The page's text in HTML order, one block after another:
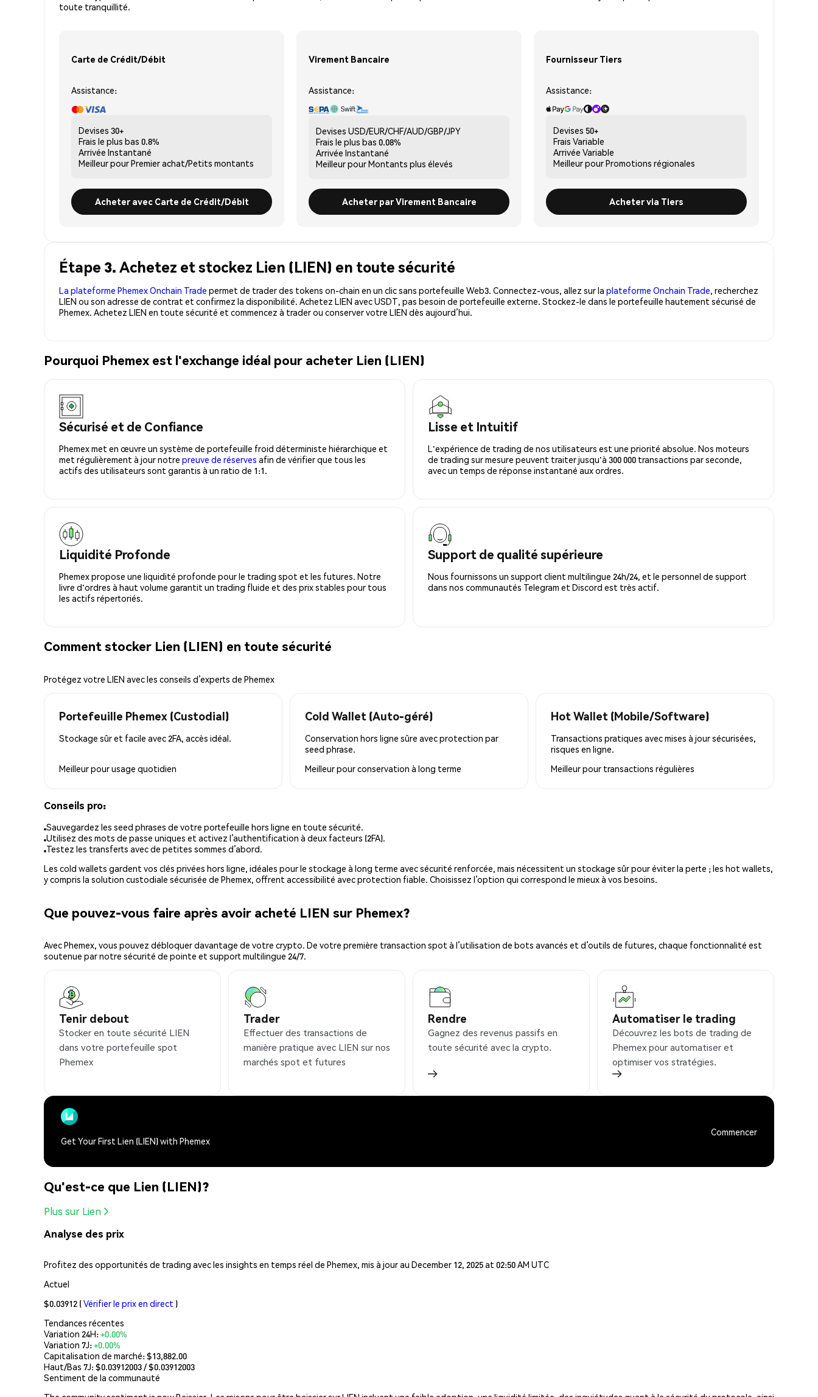
toute tranquillité.
Carte de Crédit/Débit
Assistance:
Devises 30+
Frais le plus bas 0.8%
Arrivée Instantané
Meilleur pourPremier achat/Petits montants
Acheter avec Carte de Crédit/Débit
Virement Bancaire
Assistance:
Devises USD/EUR/CHF/AUD/GBP/JPY
Frais le plus bas 0.08%
Arrivée Instantané
Meilleur pourMontants plus élevés
Acheter par Virement Bancaire
Fournisseur Tiers
Assistance:
Devises 50+
Frais Variable
Arrivée Variable
Meilleur pourPromotions régionales
Acheter via Tiers
Étape 3. Achetez et stockez Lien (LIEN) en toute sécurité
La plateforme Phemex Onchain Trade permet de trader des tokens on-chain en un clic sans portefeuille Web3. Connectez-vous, allez sur la plateforme Onchain Trade, recherchez
LIEN ou son adresse de contrat et confirmez la disponibilité. Achetez LIEN avec USDT, pas besoin de portefeuille externe. Stockez-le dans le portefeuille hautement sécurisé de
Phemex. Achetez LIEN en toute sécurité et commencez à trader ou conserver votre LIEN dès aujourd’hui.
Pourquoi Phemex est l'exchange idéal pour acheter Lien (LIEN)
Sécurisé et de Confiance
Phemex met en œuvre un système de portefeuille froid déterministe hiérarchique et
met régulièrement à jour notre preuve de réserves afin de vérifier que tous les
actifs des utilisateurs sont garantis à un ratio de 1:1.
Lisse et Intuitif
L'expérience de trading de nos utilisateurs est une priorité absolue. Nos moteurs
de trading sur mesure peuvent traiter jusqu'à 300 000 transactions par seconde,
avec un temps de réponse instantané aux ordres.
Liquidité Profonde
Phemex propose une liquidité profonde pour le trading spot et les futures. Notre
livre d'ordres à haut volume garantit un trading fluide et des prix stables pour tous
les actifs répertoriés.
Support de qualité supérieure
Nous fournissons un support client multilingue 24h/24, et le personnel de support
dans nos communautés Telegram et Discord est très actif.
Comment stocker Lien (LIEN) en toute sécurité
Protégez votre LIEN avec les conseils d’experts de Phemex
Portefeuille Phemex (Custodial)
Stockage sûr et facile avec 2FA, accès idéal.
Meilleur pourusage quotidien
Cold Wallet (Auto-géré)
Conservation hors ligne sûre avec protection par
seed phrase.
Meilleur pourconservation à long terme
Hot Wallet (Mobile/Software)
Transactions pratiques avec mises à jour sécurisées,
risques en ligne.
Meilleur pour transactions régulières
Conseils pro:
Sauvegardez les seed phrases de votre portefeuille hors ligne en toute sécurité.
Utilisez des mots de passe uniques et activez l’authentification à deux facteurs (2FA).
Testez les transferts avec de petites sommes d’abord.
Les cold wallets gardent vos clés privées hors ligne, idéales pour le stockage à long terme avec sécurité renforcée, mais nécessitent un stockage sûr pour éviter la perte ; les hot wallets,
y compris la solution custodiale sécurisée de Phemex, offrent accessibilité avec protection fiable. Choisissez l’option qui correspond le mieux à vos besoins.
Que pouvez-vous faire après avoir acheté LIEN sur Phemex?
Avec Phemex, vous pouvez débloquer davantage de votre crypto. De votre première transaction spot à l’utilisation de bots avancés et d’outils de futures, chaque fonctionnalité est
soutenue par notre sécurité de pointe et support multilingue 24/7.
Tenir debout
Stocker en toute sécurité LIEN
dans votre portefeuille spot
Phemex
Trader
Effectuer des transactions de
manière pratique avec LIEN sur nos
marchés spot et futures
Rendre
Gagnez des revenus passifs en
toute sécurité avec la crypto.
Automatiser le trading
Découvrez les bots de trading de
Phemex pour automatiser et
optimiser vos stratégies.
Get Your First Lien (LIEN) with Phemex
Commencer
Qu'est-ce que Lien (LIEN)?
Plus sur Lien
Analyse des prix
Profitez des opportunités de trading avec les insights en temps réel de Phemex, mis à jour au December 12, 2025 at 02:50 AM UTC
Actuel
$0.03912 (Vérifier le prix en direct )
Tendances récentes
Variation 24H:+0.00%
Variation 7J:+0.00%
Capitalisation de marché:$13,882.00
Haut/Bas 7J: $0.03912003/ $0.03912003
Sentiment de la communauté